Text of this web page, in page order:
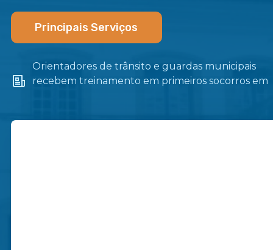
Principais Serviços
Orientadores de trânsito e guardas municipais
recebem treinamento em primeiros socorros em